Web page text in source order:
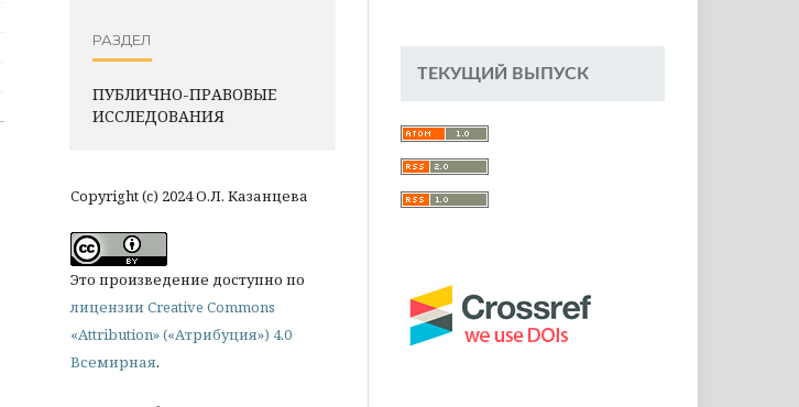
РАЗДЕЛ
ПУБЛИЧНО-ПРАВОВЫЕ
ИССЛЕДОВАНИЯ
Copyright (c) 2024 О.Л. Казанцева
Это произведение доступно по
лицензии Creative Commons
«Attribution» («Атрибуция») 4.0
Всемирная.
ТЕКУЩИЙ ВЫПУСК